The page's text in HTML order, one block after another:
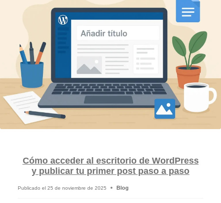
Cómo acceder al escritorio de WordPress
y publicar tu primer post paso a paso
Publicado el 25 de noviembre de 2025 Blog